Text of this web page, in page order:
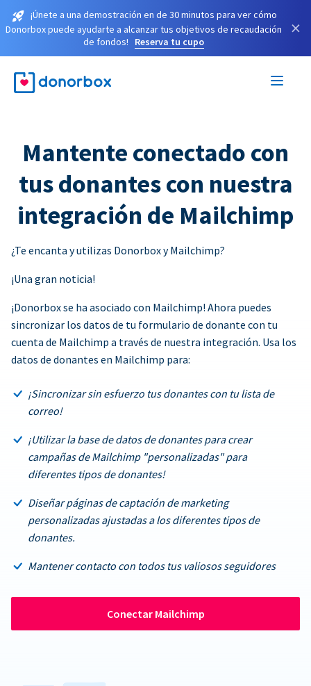
¡Únete a una demostración en de 30 minutos para ver cómo
Donorbox puede ayudarte a alcanzar tus objetivos de recaudación
de fondos!
Reserva tu cupo
×
Mantente conectado con
tus donantes con nuestra
integración de Mailchimp
¿Te encanta y utilizas Donorbox y Mailchimp?
¡Una gran noticia!
¡Donorbox se ha asociado con Mailchimp! Ahora puedes
sincronizar los datos de tu formulario de donante con tu
cuenta de Mailchimp a través de nuestra integración. Usa los
datos de donantes en Mailchimp para:
¡Sincronizar sin esfuerzo tus donantes con tu lista de
correo!
¡Utilizar la base de datos de donantes para crear
campañas de Mailchimp "personalizadas" para
diferentes tipos de donantes!
Diseñar páginas de captación de marketing
personalizadas ajustadas a los diferentes tipos de
donantes.
Mantener contacto con todos tus valiosos seguidores
Conectar Mailchimp